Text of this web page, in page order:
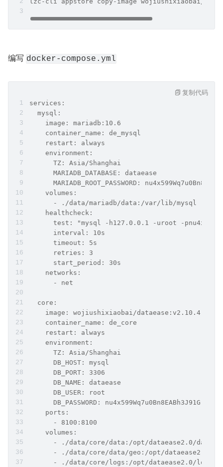
编写 docker-compose.yml
services:
  mysql:
    image: mariadb:10.6
    container_name: de_mysql
    restart: always
    environment:
      TZ: Asia/Shanghai
      MARIADB_DATABASE: dataease
MARIADB_ROOT_PASSWORD:
    volumes:
      - ./data/mariadb/data:/var/lib/mysql
    healthcheck:
test: "mysql -h127.0.0.1 -uroot -
      interval: 10s
      timeout: 5s
      retries: 3
      start_period: 30s
    networks:
      - net
  core:
    image: wojiushixiaobai/dataease:v2.10.4
    container_name: de_core
    restart: always
    environment:
      TZ: Asia/Shanghai
      DB_HOST: mysql
      DB_PORT: 3306
      DB_NAME: dataease
      DB_USER: root
      DB_PASSWORD: nu4x599Wq7u0Bn8EABh3J91G
    ports:
      - 8100:8100
    volumes:
      - ./data/core/data:/opt/dataease2.0/data
- ./data/core/data/geo:/opt/dataease2.0/
      - ./data/core/logs:/opt/dataease2.0/logs
复制代码